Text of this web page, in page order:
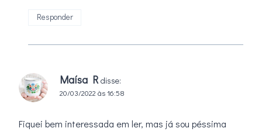
Responder
Maísa R disse:
20/03/2022 às 16:58
Fiquei bem interessada em ler, mas já sou péssima